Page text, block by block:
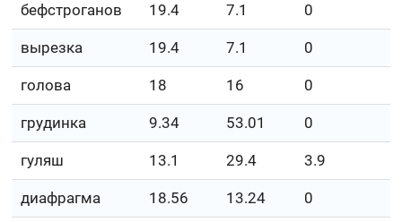
бефстроганов 19.4 7.1 0
вырезка 19.4 7.1 0
голова 18 16 0
грудинка 9.34 53.01 0
гуляш 13.1 29.4 3.9
диафрагма 18.56 13.24 0